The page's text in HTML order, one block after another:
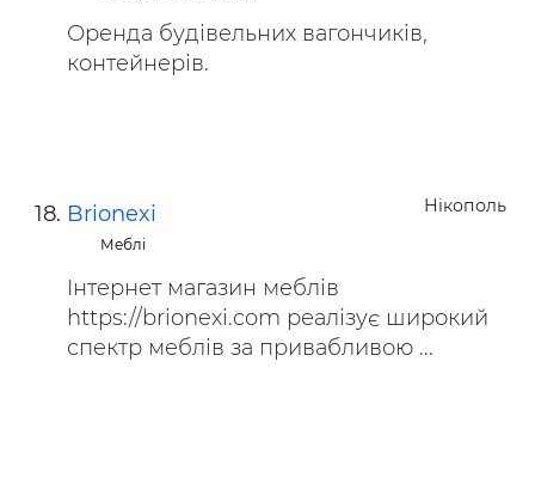
Оренда будівельних вагончиків,
контейнерів.
Нікополь
Brionexi
Меблі
Інтернет магазин меблів
https://brionexi.com реалізує широкий
спектр меблів за привабливою ...